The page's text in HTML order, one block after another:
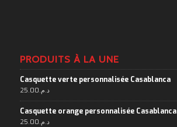
PRODUITS À LA UNE
Casquette verte personnalisée Casablanca
د.م.25.00
Casquette orange personnalisée Casablanca
د.م.25.00